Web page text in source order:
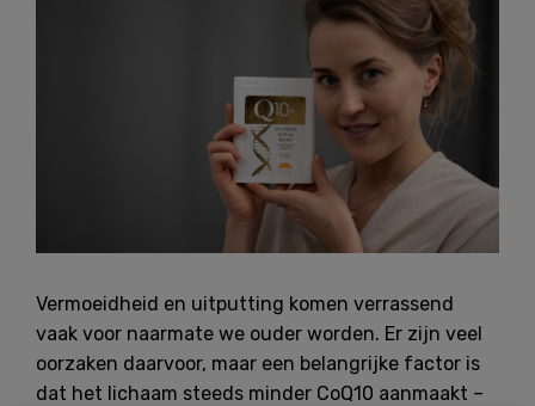
Vermoeidheid en uitputting komen verrassend
vaak voor naarmate we ouder worden. Er zijn veel
oorzaken daarvoor, maar een belangrijke factor is
dat het lichaam steeds minder CoQ10 aanmaakt –